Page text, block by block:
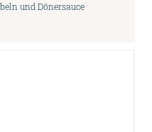
und Dönersauce